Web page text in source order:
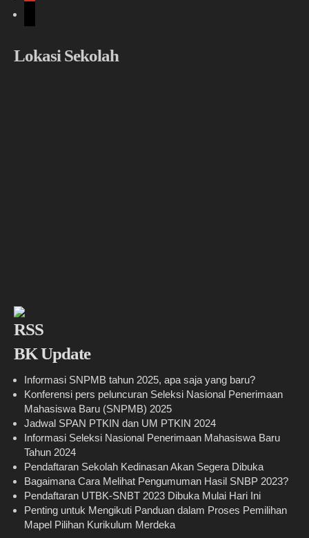
Lokasi Sekolah
BK Update
Informasi SNPMB tahun 2025, apa saja yang baru?
Konferensi pers peluncuran Seleksi Nasional Penerimaan
Mahasiswa Baru (SNPMB) 2025
Jadwal SPAN PTKIN dan UM PTKIN 2024
Informasi Seleksi Nasional Penerimaan Mahasiswa Baru
Tahun 2024
Pendaftaran Sekolah Kedinasan Akan Segera Dibuka
Bagaimana Cara Melihat Pengumuman Hasil SNBP 2023?
Pendaftaran UTBK-SNBT 2023 Dibuka Mulai Hari Ini
Penting untuk Mengikuti Panduan dalam Proses Pemilihan
Mapel Pilihan Kurikulum Merdeka